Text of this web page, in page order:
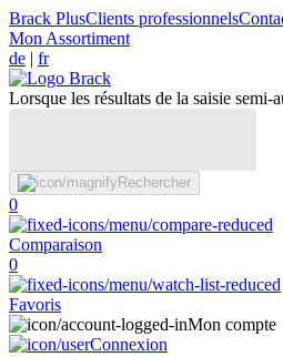
Brack PlusClients professionnels
Mon Assortiment
de | fr
Lorsque les résultats de la saisie
Rechercher
0
Comparaison
0
Favoris
Mon compte
Connexion